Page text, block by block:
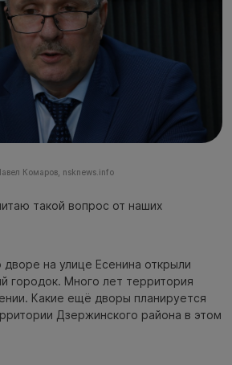
Комаров, nsknews.info
такой вопрос от наших
на улице Есенина открыли
городок. Много лет территория
Какие ещё дворы планируется
Дзержинского района в этом